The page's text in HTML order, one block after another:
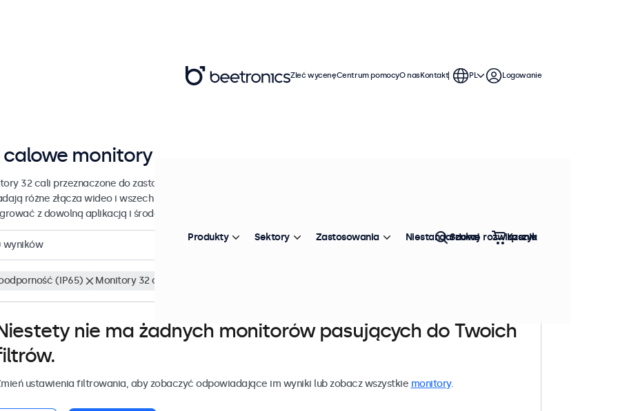
calowe monitory
32 cali przeznaczone do zastosowań przemysłowych i komercyjnych. Te 32-calowe monitory
różne złącza wideo i wszechstronne opcje montażu, dzięki czemu można je bezproblemowo
z dowolną aplikacją i środowiskiem.
wyników Sortowanie: Popularność
(IP65) Monitory 32 cali
nie ma żadnych monitorów pasujących do Twoich
ustawienia filtrowania, aby zobaczyć odpowiadające im wyniki lub zobacz wszystkie monitory.
Zleć wycenęCentrum pomocyO nasKontakt PL Logowanie
Produkty Sektory Zastosowania Niestandardowe rozwiązania
Szukaj Koszyk